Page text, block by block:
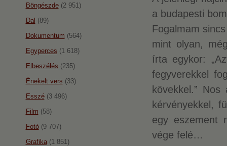
a budapesti
Fogalmam
mint olyan,
írta egykor:
fegyverekkel
kövekkel.”
kérvényekkel,
egy eszement
vége felé…
Böngészde(2 951)
Dal (89)
Dokumentum (564)
Egyperces (1 618)
Elbeszélés (235)
Énekelt vers (33)
Esszé(3 496)
Film (58)
Fotó(9 707)
Grafika(1 851)